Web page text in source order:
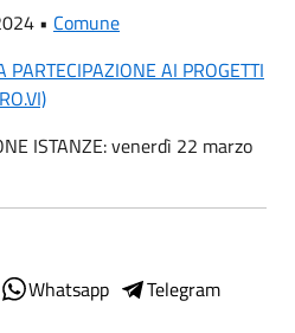
• Comune
PARTECIPAZIONE AI PROGETTI
ISTANZE: venerdì 22 marzo
Whatsapp
Telegram